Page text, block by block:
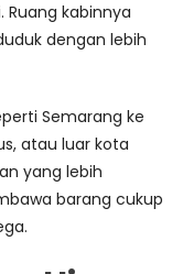
kabinnya
dengan lebih
Semarang ke
atau luar kota
yang lebih
barang cukup